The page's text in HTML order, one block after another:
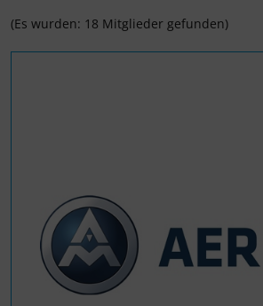
(Es wurden: 18 Mitglieder gefunden)